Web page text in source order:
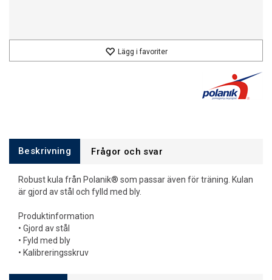
Lägg i favoriter
Beskrivning Frågor och svar
Robust kula från Polanik® som passar även för träning. Kulan
är gjord av stål och fylld med bly.
Produktinformation
• Gjord av stål
• Fyld med bly
• Kalibreringsskruv